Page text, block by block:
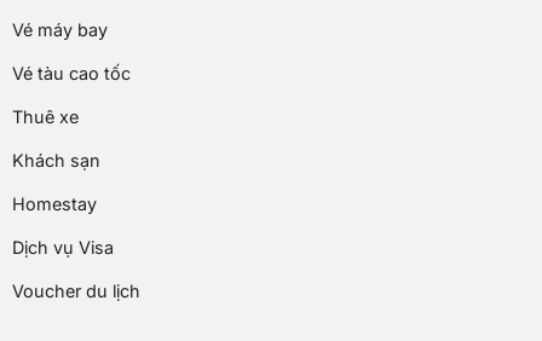
Vé máy bay
Vé tàu cao tốc
Thuê xe
Khách sạn
Homestay
Dịch vụ Visa
Voucher du lịch